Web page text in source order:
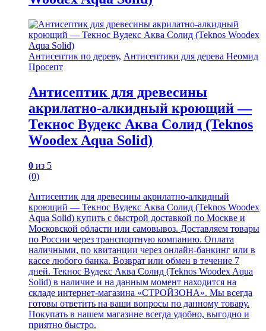
Антисептик по дереву, Антисептики для дерева Неомид
Просепт
Антисептик для древесины
акрилатно-алкидный кроющий —
Текнос Вудекс Аква Солид (Teknos
Woodex Aqua Solid)
0 из 5
(0)
Антисептик для древесины акрилатно-алкидный
кроющий — Текнос Вудекс Аква Солид (Teknos Woodex
Aqua Solid) купить с быстрой доставкой по Москве и
Московской области или самовывоз. Доставляем товары
по России через транспортную компанию. Оплата
наличными, по квитанции через онлайн-банкинг или в
кассе любого банка. Возврат или обмен в течение 7
дней. Текнос Вудекс Аква Солид (Teknos Woodex Aqua
Solid) в наличие и на данным момент находится на
складе интернет-магазина «СТРОЙЗОНА». Мы всегда
готовы ответить на ваши вопросы по данному товару.
Покупать в нашем магазине всегда удобно, выгодно и
приятно быстро.